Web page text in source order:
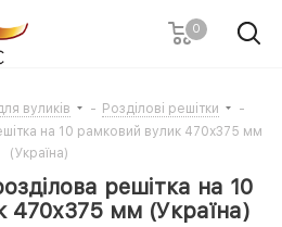
0
вуликів - Розділові решітки
-
на 10 рамковий вулик 470х375 мм
(Україна)
решітка на 10
470х375 мм (Україна)